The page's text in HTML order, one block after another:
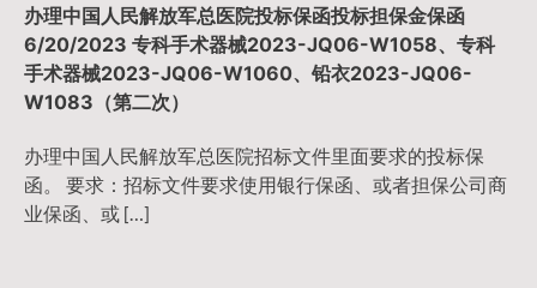
办理中国人民解放军总医院投标保函投标担保金保函
6/20/2023 专科手术器械2023-JQ06-W1058、专科
手术器械2023-JQ06-W1060、铅衣2023-JQ06-
W1083（第二次）
办理中国人民解放军总医院招标文件里面要求的投标保
函。 要求：招标文件要求使用银行保函、或者担保公司商
业保函、或 […]